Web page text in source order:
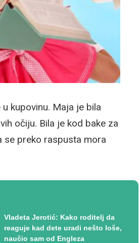
kupovinu. Maja je bila
očiju. Bila je kod bake za
se preko raspusta mora
Vladeta Jerotić: Kako roditelj da
reaguje kad dete uradi nešto loše,
naučio sam od Engleza